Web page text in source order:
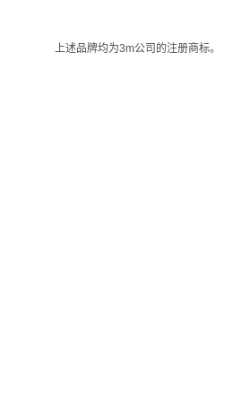
上述品牌均为3m公司的注册商标。